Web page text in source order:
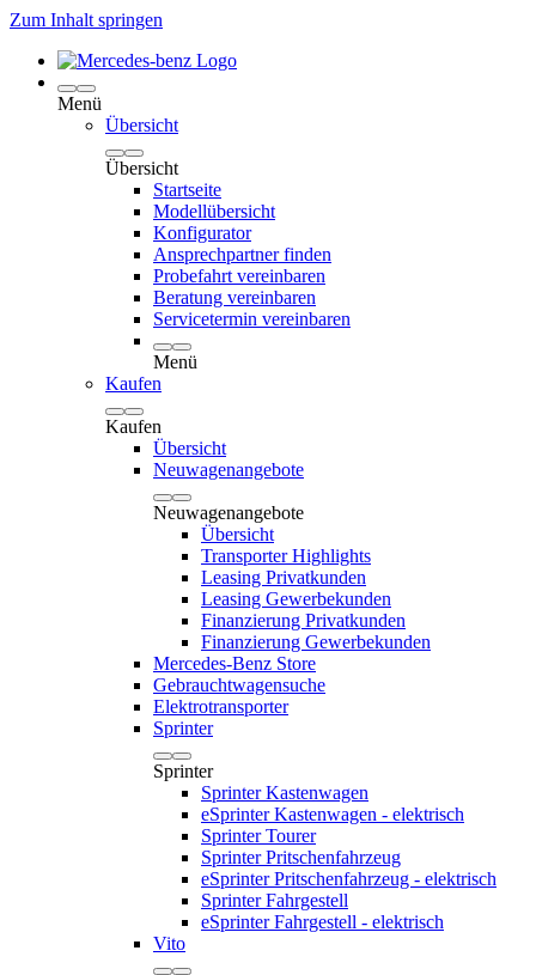
Zum Inhalt springen
Menü
Übersicht
Übersicht
Startseite
Modellübersicht
Konfigurator
Ansprechpartner finden
Probefahrt vereinbaren
Beratung vereinbaren
Servicetermin vereinbaren
Menü
Kaufen
Kaufen
Übersicht
Neuwagenangebote
Neuwagenangebote
Übersicht
Transporter Highlights
Leasing Privatkunden
Leasing Gewerbekunden
Finanzierung Privatkunden
Finanzierung Gewerbekunden
Mercedes-Benz Store
Gebrauchtwagensuche
Elektrotransporter
Sprinter
Sprinter
Sprinter Kastenwagen
eSprinter Kastenwagen - elektrisch
Sprinter Tourer
Sprinter Pritschenfahrzeug
eSprinter Pritschenfahrzeug - elektrisch
Sprinter Fahrgestell
eSprinter Fahrgestell - elektrisch
Vito